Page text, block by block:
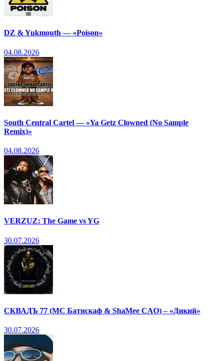
DZ & Yukmouth — «Poison»
04.08.2026
South Central Cartel — «Ya Getz Clowned (No Sample
Remix)»
04.08.2026
VERZUZ: The Game vs YG
30.07.2026
СКВАДЪ 77 (МС Батискаф & ShaMee CAO) – «Дикий»
30.07.2026